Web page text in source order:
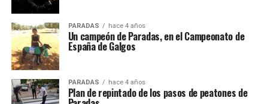
PARADAS hace 4 años
Un campeón de Paradas, en el Campeonato de
España de Galgos
PARADAS hace 4 años
Plan de repintado de los pasos de peatones de